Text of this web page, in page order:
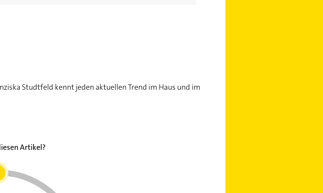
auf einmal anbauen
Studtfeld kennt jeden aktuellen Trend im Haus und im
Artikel?